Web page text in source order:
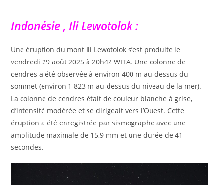
Indonésie , Ili Lewotolok :
Une éruption du mont Ili Lewotolok s’est produite le
vendredi 29 août 2025 à 20h42 WITA. Une colonne de
cendres a été observée à environ 400 m au-dessus du
sommet (environ 1 823 m au-dessus du niveau de la mer).
La colonne de cendres était de couleur blanche à grise,
d’intensité modérée et se dirigeait vers l’Ouest. Cette
éruption a été enregistrée par sismographe avec une
amplitude maximale de 15,9 mm et une durée de 41
secondes.